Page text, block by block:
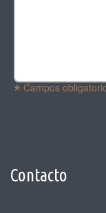
Campos
Contacto